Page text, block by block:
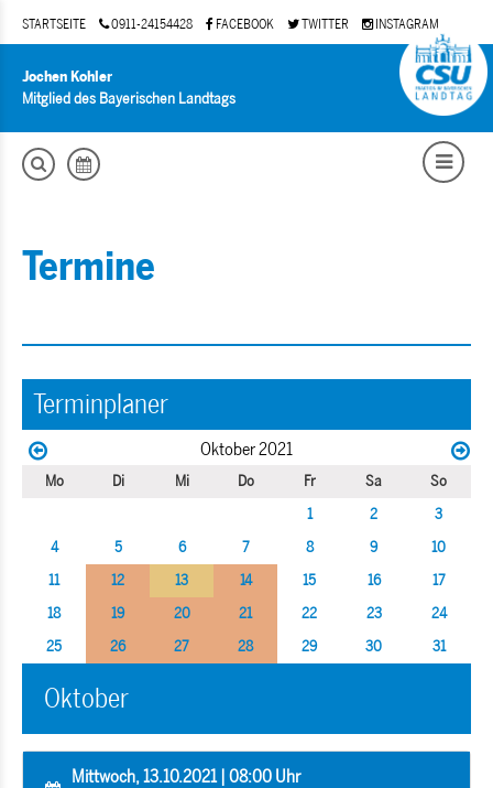
STARTSEITE 0911-24154428 FACEBOOK TWITTER INSTAGRAM
Jochen Kohler
Mitglied des Bayerischen Landtags
Termine
Terminplaner
Oktober 2021
Mo Di Mi Do Fr Sa
So
1
2
3
4
5 6 7 8 9
10
11
12 13 14 15 16
17
18
19 20 21 22 23
24
25
26 27 28 29 30 31
Oktober
Mittwoch, 13.10.2021 | 08:00 Uhr